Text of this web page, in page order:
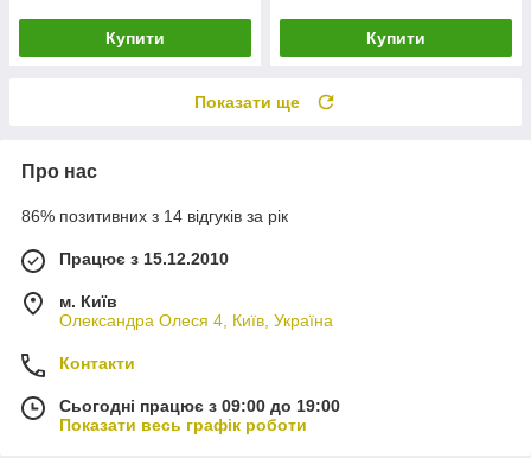
Купити Купити
Показати ще
Про нас
86% позитивних з 14 відгуків за рік
Працює з 15.12.2010
м. Київ
Олександра Олеся 4, Київ, Україна
Контакти
Сьогодні працює з 09:00 до 19:00
Показати весь графік роботи